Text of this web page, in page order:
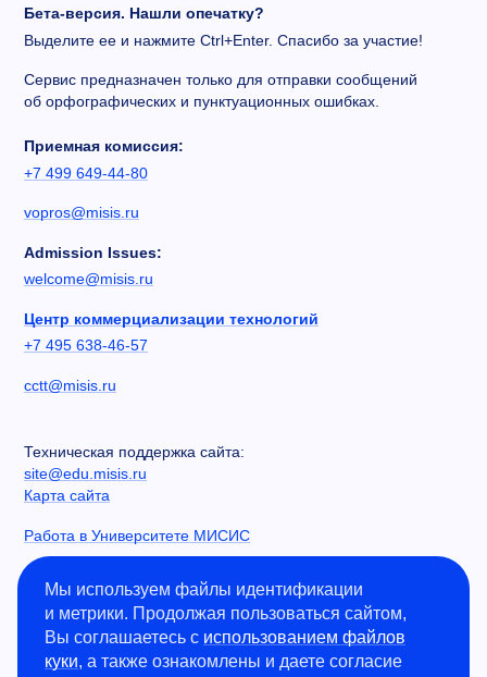
Бета-версия. Нашли опечатку?
Выделите ее и нажмите Ctrl+Enter. Спасибо за участие!
Сервис предназначен только для отправки сообщений
об орфографических и пунктуационных ошибках.
Приемная комиссия:
+7 499 649-44-80
vopros@misis.ru
Admission Issues:
welcome@misis.ru
Центр коммерциализации технологий
+7 495 638-46-57
cctt@misis.ru
Техническая поддержка сайта:
site@edu.misis.ru
Карта сайта
Работа в Университете МИСИС
Информация о закупках
Противодействие коррупции
Политика конфиденциальности
Мы используем файлы идентификации
и метрики. Продолжая пользоваться сайтом,
Вы соглашаетесь с использованием файлов
куки, а также ознакомлены и даете согласие